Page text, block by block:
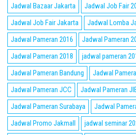
Jadwal Bazaar Jakarta
Jadwal Job Fair
Jadwal Job Fair Jakarta
Jadwal Lomba
Jadwal Pameran 2016
Jadwal Pameran
Jadwal Pameran 2018
jadwal pameran
Jadwal Pameran Bandung
Jadwal
Jadwal Pameran JCC
Jadwal Pameran
Jadwal Pameran Surabaya
Jadwal
Jadwal Promo Jakmall
jadwal seminar